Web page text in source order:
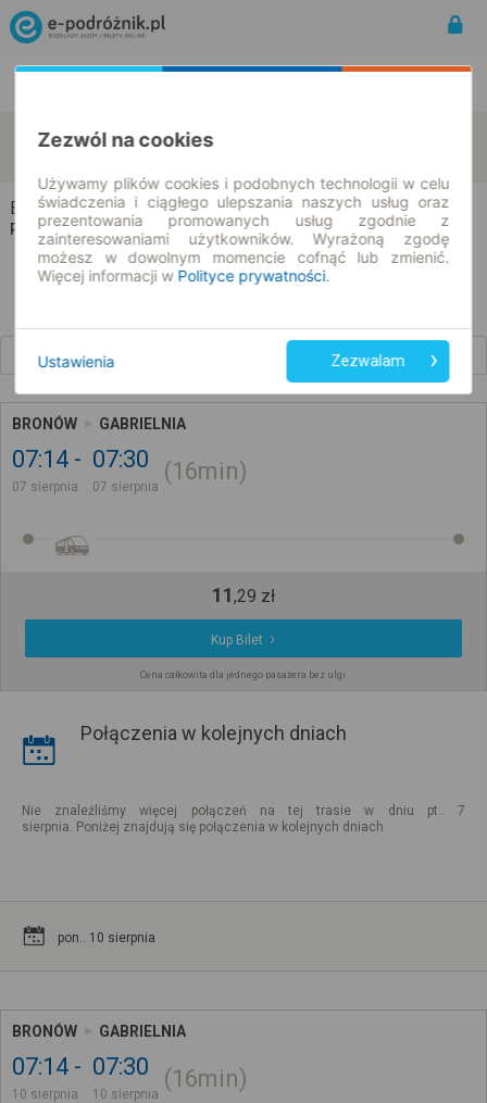
Bronów Gabrielnia
Bronów → Gabrielnia
Rozkład jazdy i bilety
BRONÓW GABRIELNIA
07:14
07 sierpnia
07:30
07 sierpnia
16min
11,29 zł
Kup Bilet
Cena całkowita dla jednego pasażera bez ulgi
Połączenia w kolejnych dniach
Nie znaleźliśmy więcej połączeń na tej trasie w dniu pt.. 7
sierpnia. Poniżej znajdują się połączenia w kolejnych dniach
pon.. 10 sierpnia
BRONÓW GABRIELNIA
07:14
10 sierpnia
07:30
10 sierpnia
16min
Zezwól na cookies
Używamy plików cookies i podobnych technologii w celu
świadczenia i ciągłego ulepszania naszych usług oraz
prezentowania promowanych usług zgodnie z
zainteresowaniami użytkowników. Wyrażoną zgodę
możesz w dowolnym momencie cofnąć lub zmienić.
Więcej informacji w Polityce prywatności.
Ustawienia Zezwalam